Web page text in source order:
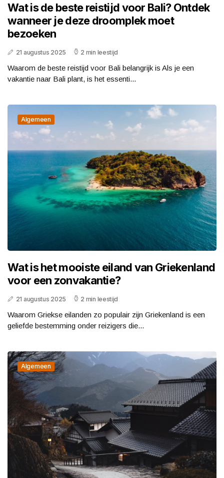
Wat is de beste reistijd voor Bali? Ontdek
wanneer je deze droomplek moet
bezoeken
21 augustus 2025 2 min leestijd
Waarom de beste reistijd voor Bali belangrijk is Als je een
vakantie naar Bali plant, is het essenti...
Algemeen
Wat is het mooiste eiland van Griekenland
voor een zonvakantie?
21 augustus 2025 2 min leestijd
Waarom Griekse eilanden zo populair zijn Griekenland is een
geliefde bestemming onder reizigers die...
Algemeen